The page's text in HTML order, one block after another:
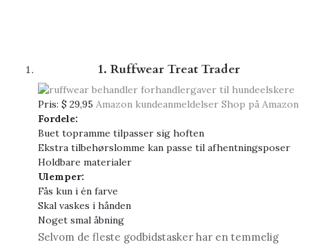
1. Ruffwear Treat Trader
Pris: $ 29,95 Amazon kundeanmeldelser Shop på Amazon
Fordele:
Buet topramme tilpasser sig hoften
Ekstra tilbehørslomme kan passe til afhentningsposer
Holdbare materialer
Ulemper:
Fås kun i én farve
Skal vaskes i hånden
Noget smal åbning
Selvom de fleste godbidstasker har en temmelig